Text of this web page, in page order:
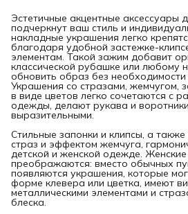
Эстетичные акцентные аксессуары
подчеркнут ваш стиль и
накладные украшения легко
благодаря удобной застежке-
элементам. Такой зажим добавит
классической рубашке или любому
обновить образ без
Украшения со стразами, жемчугом,
в виде цветов легко сочетаются с
одежды, делают рукава и
выразительными.
Стильные запонки и клипсы, а
страз и эффектом жемчуга,
детской и женской одежде.
преображаются: вместо обычных
появляются украшения, которые
форме клевера или цветка, имеют
металлическими элементами и
блеска.